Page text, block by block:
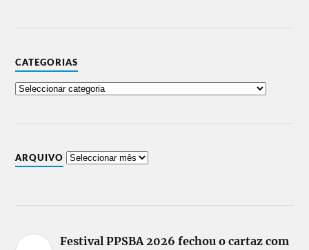
CATEGORIAS
ARQUIVO
Festival PPSBA 2026 fechou o cartaz com